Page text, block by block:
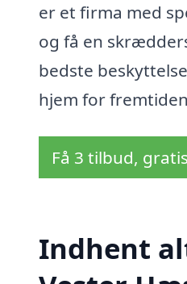
er et firma med
og få en
bedste
hjem for
Få 3 tilbud,
Indhent